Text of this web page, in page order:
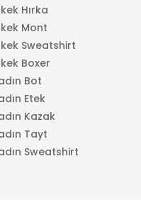
Hırka
Mont
Sweatshirt
Boxer
Bot
Etek
Kazak
Tayt
Sweatshirt